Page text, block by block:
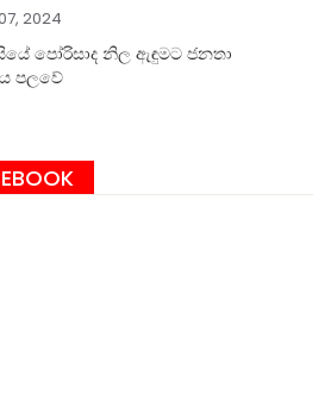
2024
පෝරිසාද නිල ඇඳුමට ජනතා
පලවේ